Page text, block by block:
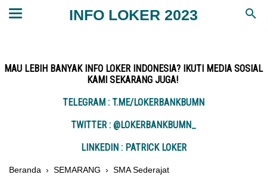
INFO LOKER 2023
MAU LEBIH BANYAK INFO LOKER INDONESIA? IKUTI MEDIA SOSIAL
KAMI SEKARANG JUGA!
TELEGRAM : T.ME/LOKERBANKBUMN
TWITTER : @LOKERBANKBUMN_
LINKEDIN : PATRICK LOKER
Beranda › SEMARANG › SMA Sederajat